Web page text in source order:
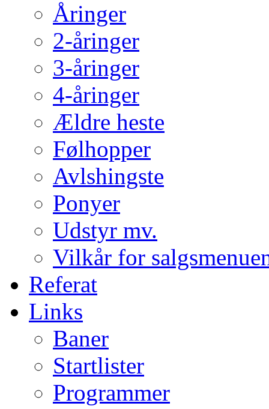
Åringer
2-åringer
3-åringer
4-åringer
Ældre heste
Følhopper
Avlshingste
Ponyer
Udstyr mv.
Vilkår for
Referat
Links
Baner
Startlister
Programmer